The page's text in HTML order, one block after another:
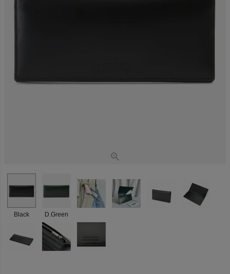
Black D.Green